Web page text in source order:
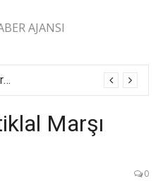
AJANSI
Meclis Üyesi Eren: “Karaisalı yolunda 2 ay geçti, şerit çizgisi bile çekilmedi”
Marşı
0